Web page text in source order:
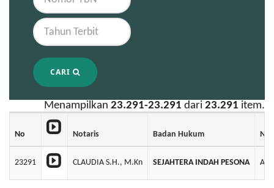
CARI
Menampilkan 23.291-23.291 dari 23.291 item.
No Notaris Badan Hukum No
23291 CLAUDIA S.H., M.Kn SEJAHTERA INDAH PESONA